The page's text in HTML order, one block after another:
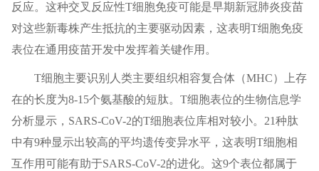
反应。这种交叉反应性T细胞免疫可能是早期新冠肺炎疫苗
对这些新毒株产生抵抗的主要驱动因素，这表明T细胞免疫
表位在通用疫苗开发中发挥着关键作用。
T细胞主要识别人类主要组织相容复合体（MHC）上存
在的长度为8-15个氨基酸的短肽。T细胞表位的生物信息学
分析显示，SARS-CoV-2的T细胞表位库相对较小。21种肽
中有9种显示出较高的平均遗传变异水平，这表明T细胞相
互作用可能有助于SARS-CoV-2的进化。这9个表位都属于